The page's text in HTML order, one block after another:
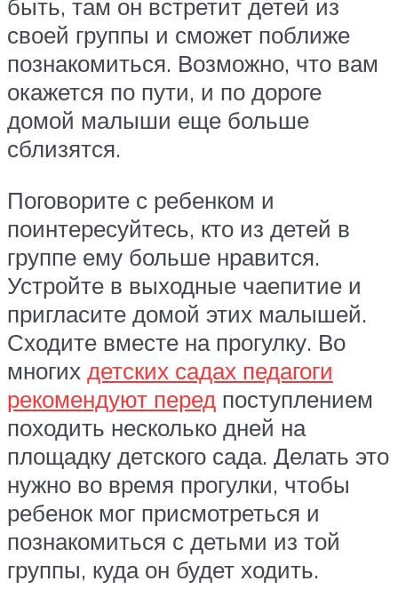
быть, там он встретит детей из
своей группы и сможет поближе
познакомиться. Возможно, что вам
окажется по пути, и по дороге
домой малыши еще больше
сблизятся.
Поговорите с ребенком и
поинтересуйтесь, кто из детей в
группе ему больше нравится.
Устройте в выходные чаепитие и
пригласите домой этих малышей.
Сходите вместе на прогулку. Во
многих детских садах педагоги
рекомендуют перед поступлением
походить несколько дней на
площадку детского сада. Делать это
нужно во время прогулки, чтобы
ребенок мог присмотреться и
познакомиться с детьми из той
группы, куда он будет ходить.